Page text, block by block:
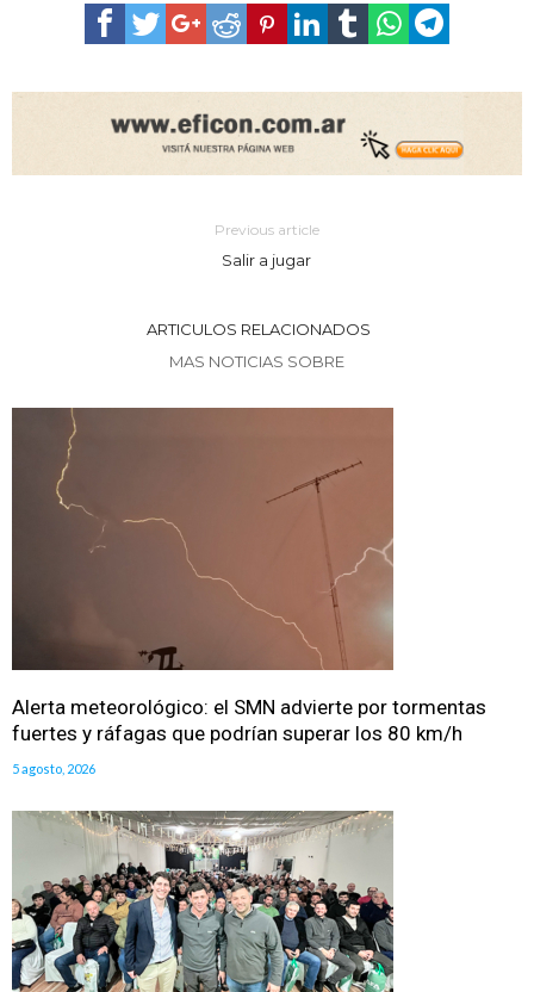
Previous article
Salir a jugar
ARTICULOS RELACIONADOS
MAS NOTICIAS SOBRE
Alerta meteorológico: el SMN advierte por tormentas
fuertes y ráfagas que podrían superar los 80 km/h
5 agosto, 2026